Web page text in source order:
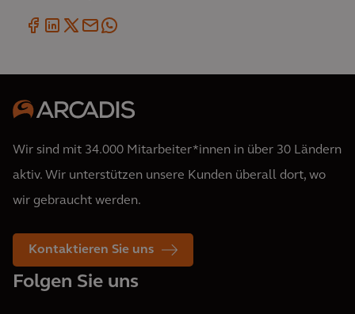
Wir sind mit 34.000 Mitarbeiter*innen in über 30 Ländern
aktiv. Wir unterstützen unsere Kunden überall dort, wo
wir gebraucht werden.
Kontaktieren Sie uns
Folgen Sie uns